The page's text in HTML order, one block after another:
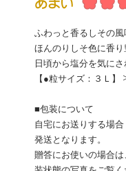
ふわっと香るしその
ほんのりしそ色に香り
日頃から塩分を気に
【●粒サイズ：３Ｌ】
■包装について
自宅にお送りする場
発送となります。
贈答にお使いの場合